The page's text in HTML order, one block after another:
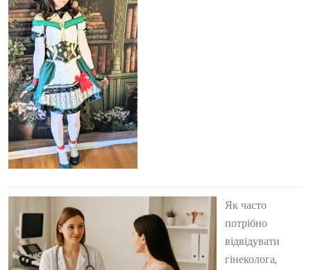
Як часто
потрібно
відвідувати
гінеколога,